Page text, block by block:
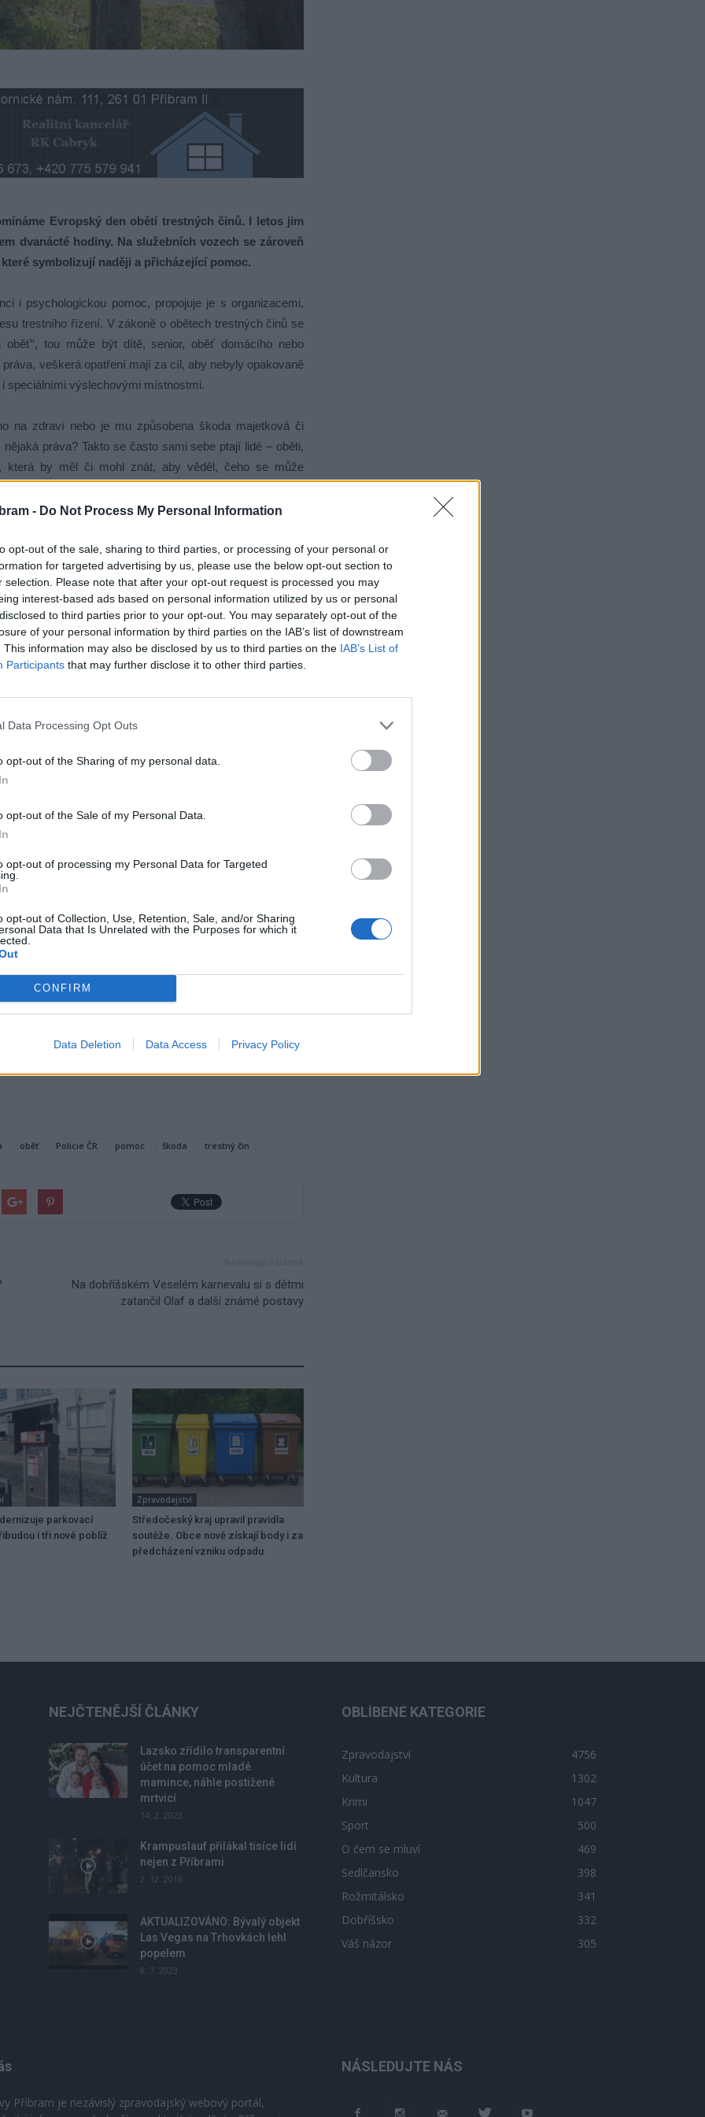
- Do Not Process My Personal Information
opt-out of the sale, sharing to third parties, or processing of your personal or
for targeted advertising by us, please use the below opt-out section to
selection. Please note that after your opt-out request is processed you may
interest-based ads based on personal information utilized by us or personal
to third parties prior to your opt-out. You may separately opt-out of the
of your personal information by third parties on the IAB’s list of downstream
This information may also be disclosed by us to third parties on the IAB’s List of
Participants that may further disclose it to other third parties.
Data Processing Opt Outs
opt-out of the Sharing of my personal data.
opt-out of the Sale of my Personal Data.
opt-out of processing my Personal Data for Targeted
opt-out of Collection, Use, Retention, Sale, and/or Sharing
Data that Is Unrelated with the Purposes for which it
CONFIRM
Data Deletion Data Access Privacy Policy
Evropský den obětí trestných činů. I letos jim
dvanácté hodiny. Na služebních vozech se zároveň
symbolizují naději a přicházející pomoc.
i psychologickou pomoc, propojuje je s organizacemi,
trestního řízení. V zákoně o obětech trestných činů se
tou může být dítě, senior, oběť domácího nebo
veškerá opatření mají za cíl, aby nebyly opakovaně
speciálními výslechovými místnostmi.
na zdraví nebo je mu způsobena škoda majetková či
práva? Takto se často sami sebe ptají lidé – oběti,
která by měl či mohl znát, aby věděl, čeho se může
vyčerpávající, poskytuje stručnou orientaci těch
do protokolu na kterýkoliv útvar Policie ČR, na státní
158. Člověk by měl vědět kdy, kde a jakým způsobem
popis neznámého pachatele, co bylo událostí
důkazy a svědky. Oznamovatel má právo žádat, aby
Poškozený může nahlížet do spisu a pořizovat
se účastnit soudního jednání, žádat náhradu škody,
Může také žádat mediaci, což je mimosoudní řešení
Poškozený má nárok na ochranu, může např. požádat
nebo odsouzený propuštěn z výkonu trestu. Dále může
jde o utajení podoby svědka či v hlavním líčení
újmy na zdraví, kdy lékař stanovuje tzv. bolestné, dále
náhradu výdělku, náhradu odcizených nebo zničených
vyjádřit v penězích a doložit na policii potřebné
řízení uplatnit nejpozději při hlavním líčení soudu
o náhradě škody, doručí trestní příkaz nebo rozsudek.
škody, lze ho provést na majetku obviněného až
škody mají také pozůstalí usmrcením blízké osoby.
Pokud odsouzený nebude ochoten škodu nahradit
na jeho majetek.
por. Bc. Monika Schindlová, DiS.
oběť Policie ČR pomoc škoda trestný čin
Na dobříšském Veselém karnevalu si s dětmi
zatančil Olaf a další známé postavy
parkovací
i tři nové poblíž
Zpravodajství
Středočeský kraj upravil pravidla
soutěže. Obce nově získají body i za
předcházení vzniku odpadu
NEJČTENĚJŠÍ ČLÁNKY
Lazsko zřídilo transparentní
účet na pomoc mladé
mamince, náhle postižené
mrtvicí
14. 2. 2023
Krampuslauf přilákal tisíce lidí
nejen z Příbrami
2. 12. 2016
AKTUALIZOVÁNO: Bývalý objekt
Las Vegas na Trhovkách lehl
popelem
8. 7. 2023
OBLÍBENÉ KATEGORIE
Zpravodajství
4756
Kultura
1302
Krimi
1047
Sport
500
O čem se mluví
469
Sedlčansko
398
Rožmitálsko
341
Dobříšsko
332
Váš názor
305
Příbram je nezávislý zpravodajský webový portál,
NÁSLEDUJTE NÁS